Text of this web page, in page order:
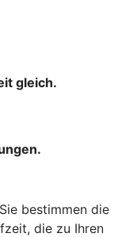
gleich.
bestimmen die
die zu Ihren